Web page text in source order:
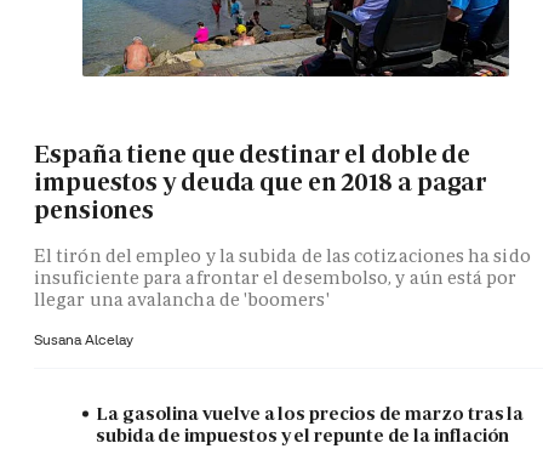
España tiene que destinar el doble de
impuestos y deuda que en 2018 a pagar
pensiones
El tirón del empleo y la subida de las cotizaciones ha sido
insuficiente para afrontar el desembolso, y aún está por
llegar una avalancha de 'boomers'
Susana Alcelay
La gasolina vuelve a los precios de marzo tras la
subida de impuestos y el repunte de la inflación